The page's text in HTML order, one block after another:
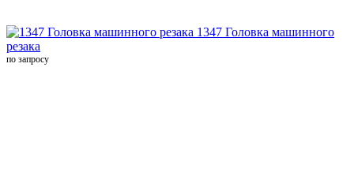
1347 Головка машинного
резака
по запросу